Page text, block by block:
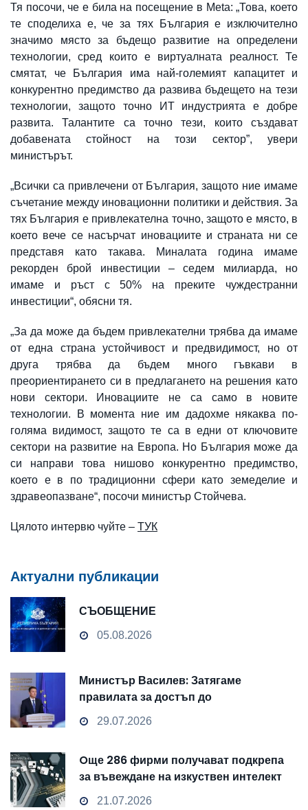
Тя посочи, че е била на посещение в Meta: „Това, което
те споделиха е, че за тях България е изключително
значимо място за бъдещо развитие на определени
технологии, сред които е виртуалната реалност. Те
смятат, че България има най-големият капацитет и
конкурентно предимство да развива бъдещето на тези
технологии, защото точно ИТ индустрията е добре
развита. Талантите са точно тези, които създават
добавената стойност на този сектор”, увери
министърът.
„Всички са привлечени от България, защото ние имаме
съчетание между иновационни политики и действия. За
тях България е привлекателна точно, защото е място, в
което вече се насърчат иновациите и страната ни се
представя като такава. Миналата година имаме
рекорден брой инвестиции – седем милиарда, но
имаме и ръст с 50% на преките чуждестранни
инвестиции“, обясни тя.
„За да може да бъдем привлекателни трябва да имаме
от една страна устойчивост и предвидимост, но от
друга трябва да бъдем много гъвкави в
преориентирането си в предлагането на решения като
нови сектори. Иновациите не са само в новите
технологии. В момента ние им дадохме някаква по-
голяма видимост, защото те са в едни от ключовите
сектори на развитие на Европа. Но България може да
си направи това нишово конкурентно предимство,
което е в по традиционни сфери като земеделие и
здравеопазване“, посочи министър Стойчева.
Цялото интервю чуйте – ТУК
Актуални публикации
СЪОБЩЕНИЕ
05.08.2026
Министър Василев: Затягаме
правилата за достъп до
чувствителни данни
29.07.2026
Oще 286 фирми получават подкрепа
за въвеждане на изкуствен интелект
и облачни технологии
21.07.2026